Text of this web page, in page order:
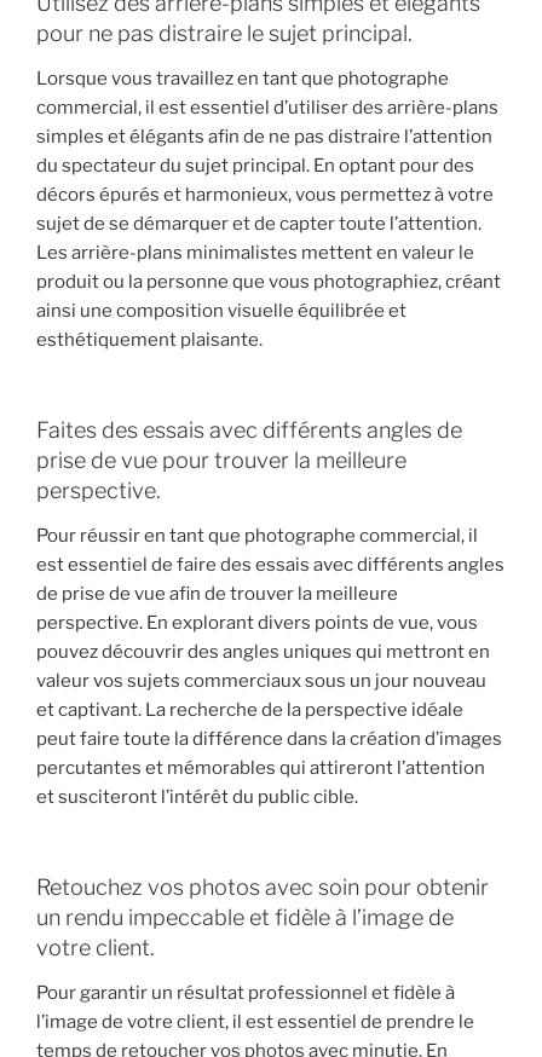
pour ne pas distraire le sujet principal.
Lorsque vous travaillez en tant que photographe
commercial, il est essentiel d’utiliser des arrière-plans
simples et élégants afin de ne pas distraire l’attention
du spectateur du sujet principal. En optant pour des
décors épurés et harmonieux, vous permettez à votre
sujet de se démarquer et de capter toute l’attention.
Les arrière-plans minimalistes mettent en valeur le
produit ou la personne que vous photographiez, créant
ainsi une composition visuelle équilibrée et
esthétiquement plaisante.
Faites des essais avec différents angles de
prise de vue pour trouver la meilleure
perspective.
Pour réussir en tant que photographe commercial, il
est essentiel de faire des essais avec différents angles
de prise de vue afin de trouver la meilleure
perspective. En explorant divers points de vue, vous
pouvez découvrir des angles uniques qui mettront en
valeur vos sujets commerciaux sous un jour nouveau
et captivant. La recherche de la perspective idéale
peut faire toute la différence dans la création d’images
percutantes et mémorables qui attireront l’attention
et susciteront l’intérêt du public cible.
Retouchez vos photos avec soin pour obtenir
un rendu impeccable et fidèle à l’image de
votre client.
Pour garantir un résultat professionnel et fidèle à
l’image de votre client, il est essentiel de prendre le
temps de retoucher vos photos avec minutie. En